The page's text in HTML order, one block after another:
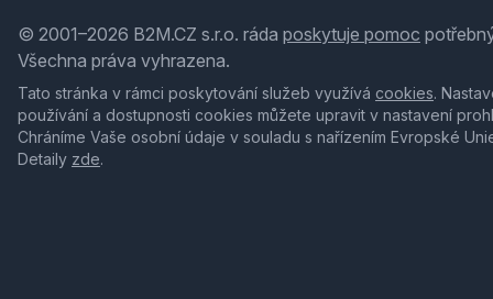
© 2001–2026 B2M.CZ s.r.o. ráda poskytuje pomoc
Všechna práva vyhrazena.
Tato stránka v rámci poskytování služeb využívá cookies.
používání a dostupnosti cookies můžete upravit v nastavení
Chráníme Vaše osobní údaje v souladu s nařízením Evropské
Detaily zde.